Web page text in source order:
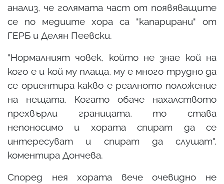
анализ, че голямата част от появяващите
се по медиите хора са "капарирани" от
ГЕРБ и Делян Пеевски.
"Нормалният човек, който не знае кой на
кого е и кой му плаща, му е много трудно да
се ориентира какво е реалното положение
на нещата. Когато обаче нахалството
прехвърли границата, то става
непоносимо и хората спират да се
интересуват и спират да слушат",
коментира Дончева.
Според нея хората вече очевидно не